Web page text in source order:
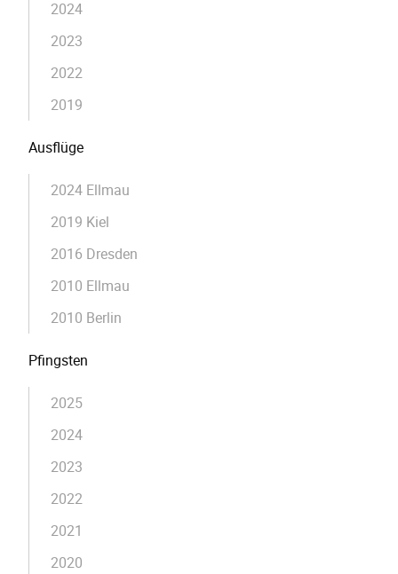
2024
2023
2022
2019
Ausflüge
2024 Ellmau
2019 Kiel
2016 Dresden
2010 Ellmau
2010 Berlin
Pfingsten
2025
2024
2023
2022
2021
2020